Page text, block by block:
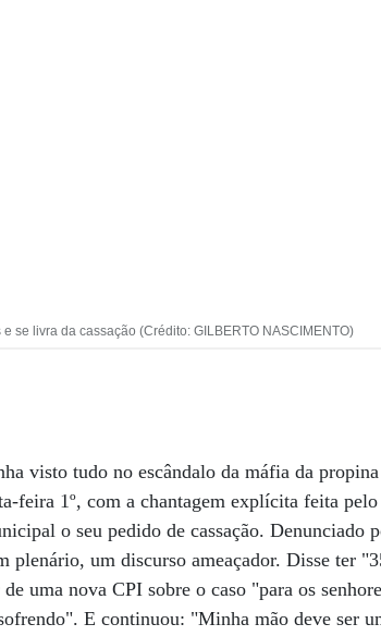
se livra da cassação (Crédito: GILBERTO NASCIMENTO)
visto tudo no escândalo da máfia da
feira 1º, com a chantagem explícita feita
o seu pedido de cassação. Denunciado
plenário, um discurso ameaçador. Disse ter
uma nova CPI sobre o caso "para os
E continuou: "Minha mão deve ser